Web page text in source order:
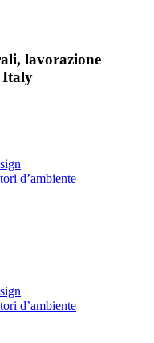
lavorazione
Italy
d’ambiente
d’ambiente